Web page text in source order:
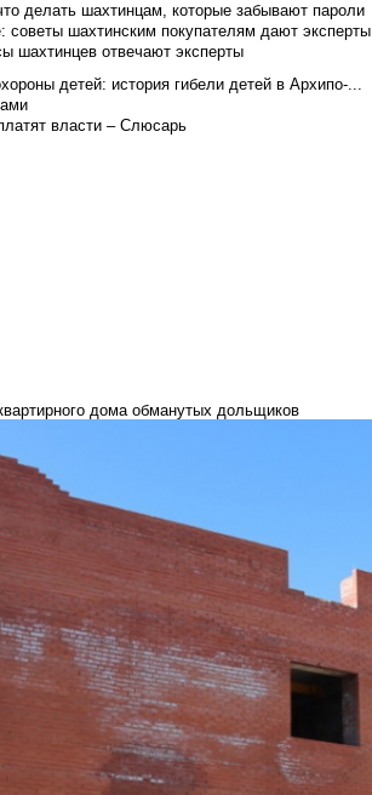
делать шахтинцам, которые забывают пароли
шахтинским покупателям дают эксперты
шахтинцев отвечают эксперты
детей: история гибели детей в Архипо-...
власти – Слюсарь
дома обманутых дольщиков